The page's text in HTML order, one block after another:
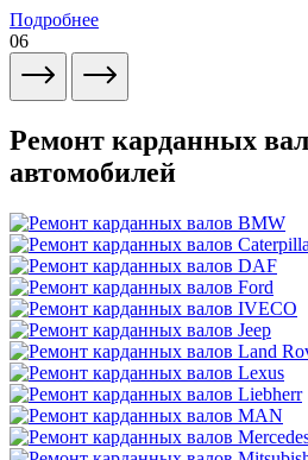
Подробнее
06
Ремонт карданных
автомобилей